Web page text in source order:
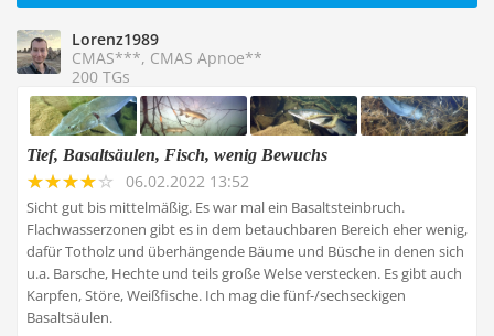
Lorenz1989
CMAS***, CMAS Apnoe**
200 TGs
Tief, Basaltsäulen, Fisch, wenig Bewuchs
06.02.2022 13:52
Sicht gut bis mittelmäßig. Es war mal ein Basaltsteinbruch.
Flachwasserzonen gibt es in dem betauchbaren Bereich eher wenig,
dafür Totholz und überhängende Bäume und Büsche in denen sich
u.a. Barsche, Hechte und teils große Welse verstecken. Es gibt auch
Karpfen, Störe, Weißfische. Ich mag die fünf-/sechseckigen
Basaltsäulen.